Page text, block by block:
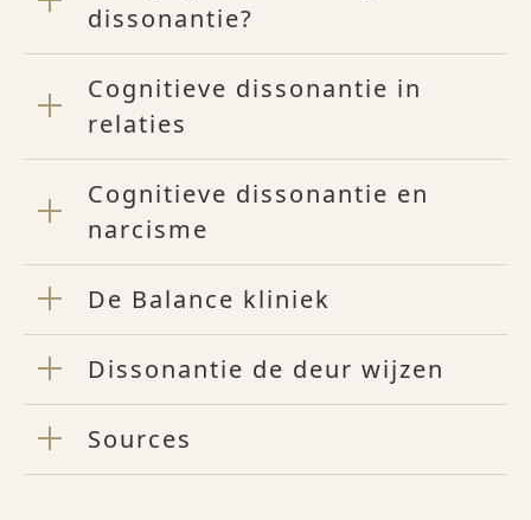
dissonantie?
Cognitieve dissonantie in
relaties
Cognitieve dissonantie en
narcisme
De Balance kliniek
Dissonantie de deur wijzen
Sources